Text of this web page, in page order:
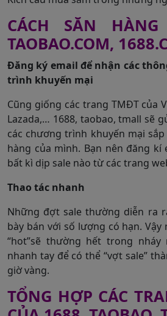
CÁCH SĂN HÀNG
TAOBAO.COM,
Đăng ký email để nhận các
trình khuyến mại
Cũng giống các trang TMĐT của
Lazada,… 1688, taobao, tmall sẽ
các chương trình khuyến mại
hàng của mình. Bạn nên đăng
bất kì dịp sale nào từ các trang
Thao tác nhanh
Những đợt sale thường diễn ra
bày bán với số lượng có hạn.
“hot”sẽ thường hết trong nháy
nhanh tay để có thể “vợt sale”
giờ vàng.
TỔNG HỢP CÁC